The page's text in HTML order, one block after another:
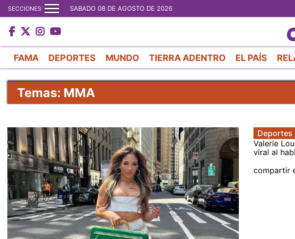
SECCIONES SABADO 08 DE AGOSTO DE 2026
FAMA DEPORTES MUNDO TIERRA ADENTRO EL PAÍS
Temas: MMA
Deportes
Valerie
viral al
compartir